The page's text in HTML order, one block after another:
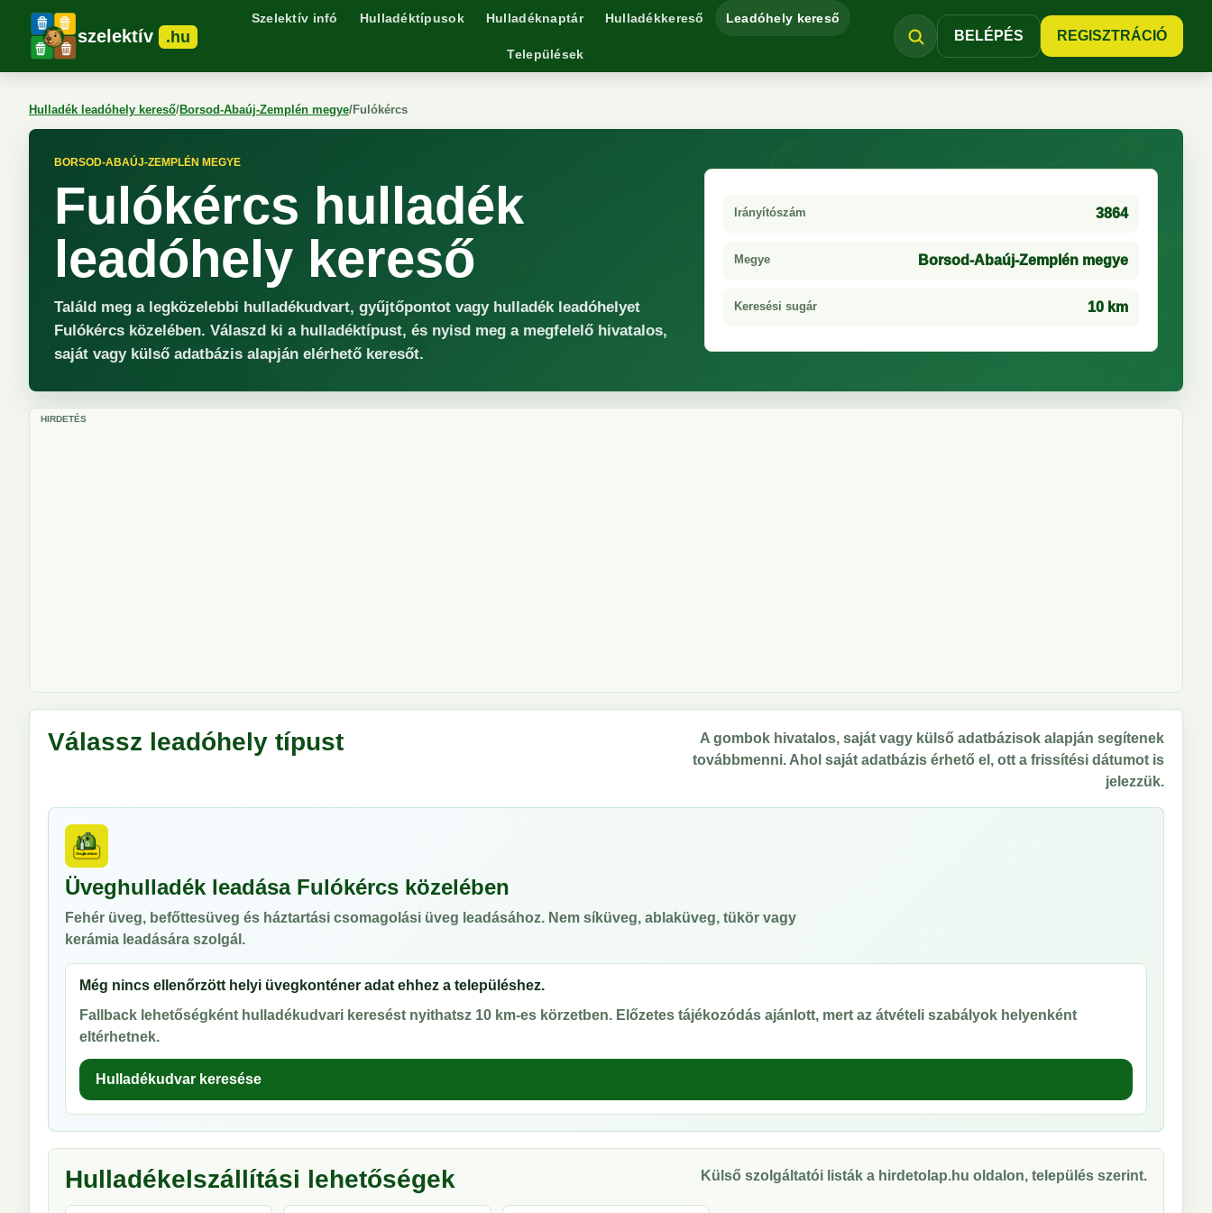
szelektív .hu
Szelektív infó Hulladéktípusok Hulladéknaptár Hulladékkereső Leadóhely kereső
Települések
BELÉPÉS REGISZTRÁCIÓ
Hulladék leadóhely kereső/Borsod-Abaúj-Zemplén megye/Fulókércs
BORSOD-ABAÚJ-ZEMPLÉN MEGYE
Fulókércs hulladék
leadóhely kereső
Találd meg a legközelebbi hulladékudvart, gyűjtőpontot vagy hulladék leadóhelyet
Fulókércs közelében. Válaszd ki a hulladéktípust, és nyisd meg a megfelelő hivatalos,
saját vagy külső adatbázis alapján elérhető keresőt.
Irányítószám 3864
Megye Borsod-Abaúj-Zemplén megye
Keresési sugár 10 km
HIRDETÉS
Válassz leadóhely típust
A gombok hivatalos, saját vagy külső adatbázisok alapján segítenek
továbbmenni. Ahol saját adatbázis érhető el, ott a frissítési dátumot is
jelezzük.
Üveghulladék leadása Fulókércs közelében
Fehér üveg, befőttesüveg és háztartási csomagolási üveg leadásához. Nem síküveg, ablaküveg, tükör vagy
kerámia leadására szolgál.
Még nincs ellenőrzött helyi üvegkonténer adat ehhez a településhez.
Fallback lehetőségként hulladékudvari keresést nyithatsz 10 km-es körzetben. Előzetes tájékozódás ajánlott, mert az átvételi szabályok helyenként
eltérhetnek.
Hulladékudvar keresése
Hulladékelszállítási lehetőségek Külső szolgáltatói listák a hirdetolap.hu oldalon, település szerint.